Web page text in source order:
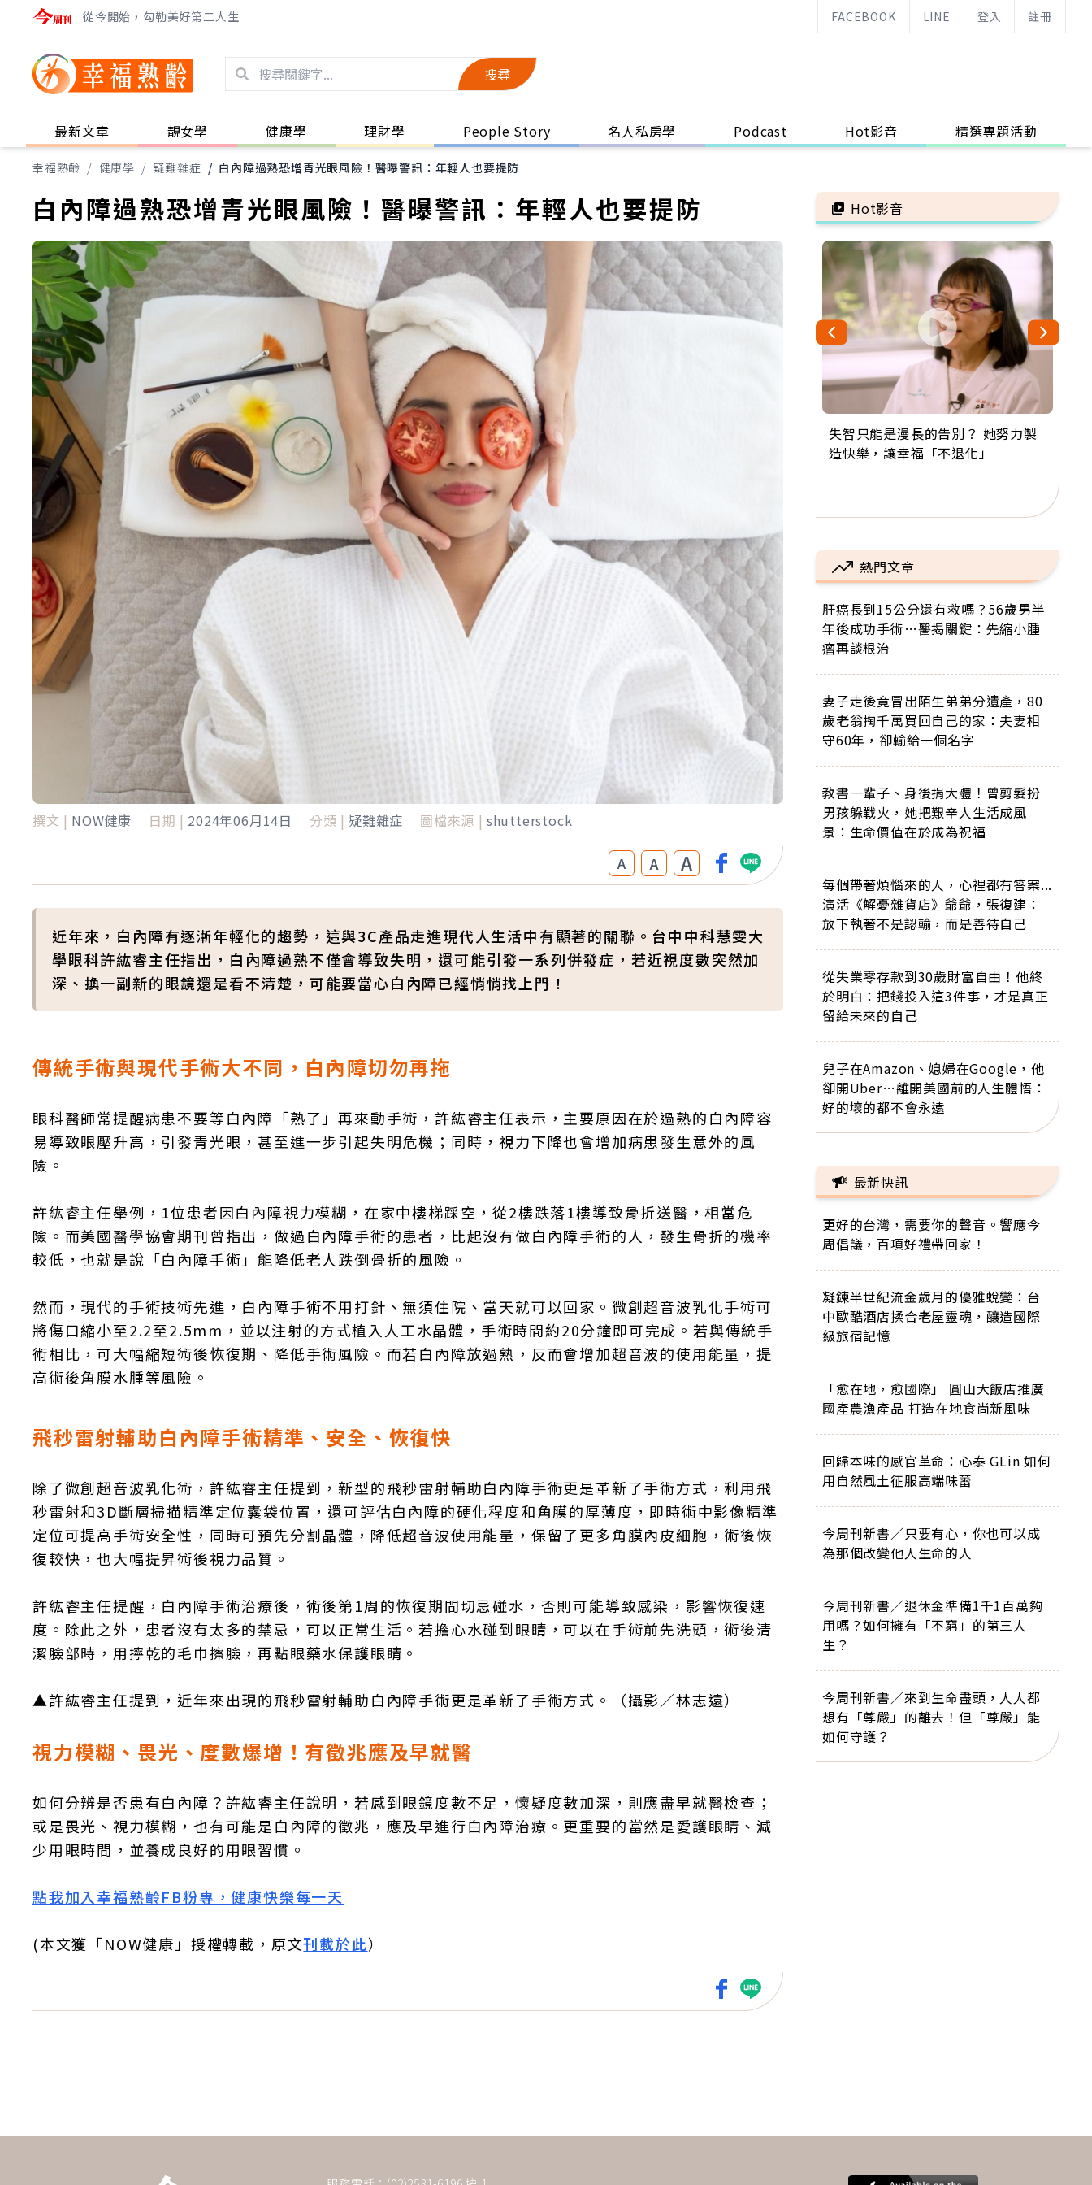
從今開始，勾勒美好第二人生 FACEBOOK LINE 登入 註冊
搜尋
最新文章 靚女學 健康學 理財學 People Story 名人私房學 Podcast Hot影音 精選專題活動
幸福熟齡 / 健康學 / 疑難雜症 / 白內障過熟恐增青光眼風險！醫曝警訊：年輕人也要提防
白內障過熟恐增青光眼風險！醫曝警訊：年輕人也要提防
撰文 | NOW健康 日期 | 2024年06月14日 分類 | 疑難雜症 圖檔來源 | shutterstock
A A A
近年來，白內障有逐漸年輕化的趨勢，這與3C產品走進現代人生活中有顯著的關聯。台中中科慧雯大
學眼科許紘睿主任指出，白內障過熟不僅會導致失明，還可能引發一系列併發症，若近視度數突然加
深、換一副新的眼鏡還是看不清楚，可能要當心白內障已經悄悄找上門！
傳統手術與現代手術大不同，白內障切勿再拖
眼科醫師常提醒病患不要等白內障「熟了」再來動手術，許紘睿主任表示，主要原因在於過熟的白內障容
易導致眼壓升高，引發青光眼，甚至進一步引起失明危機；同時，視力下降也會增加病患發生意外的風
險。
許紘睿主任舉例，1位患者因白內障視力模糊，在家中樓梯踩空，從2樓跌落1樓導致骨折送醫，相當危
險。而美國醫學協會期刊曾指出，做過白內障手術的患者，比起沒有做白內障手術的人，發生骨折的機率
較低，也就是說「白內障手術」能降低老人跌倒骨折的風險。
然而，現代的手術技術先進，白內障手術不用打針、無須住院、當天就可以回家。微創超音波乳化手術可
將傷口縮小至2.2至2.5mm，並以注射的方式植入人工水晶體，手術時間約20分鐘即可完成。若與傳統手
術相比，可大幅縮短術後恢復期、降低手術風險。而若白內障放過熟，反而會增加超音波的使用能量，提
高術後角膜水腫等風險。
飛秒雷射輔助白內障手術精準、安全、恢復快
除了微創超音波乳化術，許紘睿主任提到，新型的飛秒雷射輔助白內障手術更是革新了手術方式，利用飛
秒雷射和3D斷層掃描精準定位囊袋位置，還可評估白內障的硬化程度和角膜的厚薄度，即時術中影像精準
定位可提高手術安全性，同時可預先分割晶體，降低超音波使用能量，保留了更多角膜內皮細胞，術後恢
復較快，也大幅提昇術後視力品質。
許紘睿主任提醒，白內障手術治療後，術後第1周的恢復期間切忌碰水，否則可能導致感染，影響恢復速
度。除此之外，患者沒有太多的禁忌，可以正常生活。若擔心水碰到眼睛，可以在手術前先洗頭，術後清
潔臉部時，用擰乾的毛巾擦臉，再點眼藥水保護眼睛。
▲許紘睿主任提到，近年來出現的飛秒雷射輔助白內障手術更是革新了手術方式。（攝影／林志遠）
視力模糊、畏光、度數爆增！有徵兆應及早就醫
如何分辨是否患有白內障？許紘睿主任說明，若感到眼鏡度數不足，懷疑度數加深，則應盡早就醫檢查；
或是畏光、視力模糊，也有可能是白內障的徵兆，應及早進行白內障治療。更重要的當然是愛護眼睛、減
少用眼時間，並養成良好的用眼習慣。
點我加入幸福熟齡FB粉專，健康快樂每一天
(本文獲「NOW健康」授權轉載，原文刊載於此）
下一則 ＋
Hot影音
失智只能是漫長的告別？ 她努力製
造快樂，讓幸福「不退化」
來自剛果的巧克力神父 為台灣奉獻
36年 「台灣是我的家，我連作夢都
63歲卸矽谷副總、搬回台灣找快
樂！「蛋黃哥小丑」走進安養院，
104歲打破金氏世界紀錄 成為全球
最年長羽球選手，分享長壽的秘密
事業巔峰他選擇追夢…黑手阿伯拉
小提琴還登上小巨蛋！連CNN都大
熱門文章
肝癌長到15公分還有救嗎？56歲男半
年後成功手術…醫揭關鍵：先縮小腫
瘤再談根治
妻子走後竟冒出陌生弟弟分遺產，80
歲老翁掏千萬買回自己的家：夫妻相
守60年，卻輸給一個名字
教書一輩子、身後捐大體！曾剪髮扮
男孩躲戰火，她把艱辛人生活成風
景：生命價值在於成為祝福
每個帶著煩惱來的人，心裡都有答案...
演活《解憂雜貨店》爺爺，張復建：
放下執著不是認輸，而是善待自己
從失業零存款到30歲財富自由！他終
於明白：把錢投入這3件事，才是真正
留給未來的自己
兒子在Amazon、媳婦在Google，他
卻開Uber…離開美國前的人生體悟：
好的壞的都不會永遠
最新快訊
更好的台灣，需要你的聲音。響應今
周倡議，百項好禮帶回家！
凝鍊半世紀流金歲月的優雅蛻變：台
中歐酷酒店揉合老屋靈魂，釀造國際
級旅宿記憶
「愈在地，愈國際」 圓山大飯店推廣
國產農漁產品 打造在地食尚新風味
回歸本味的感官革命：心泰 GLin 如何
用自然風土征服高端味蕾
今周刊新書／只要有心，你也可以成
為那個改變他人生命的人
今周刊新書／退休金準備1千1百萬夠
用嗎？如何擁有「不窮」的第三人
生？
今周刊新書／來到生命盡頭，人人都
想有「尊嚴」的離去！但「尊嚴」能
如何守護？